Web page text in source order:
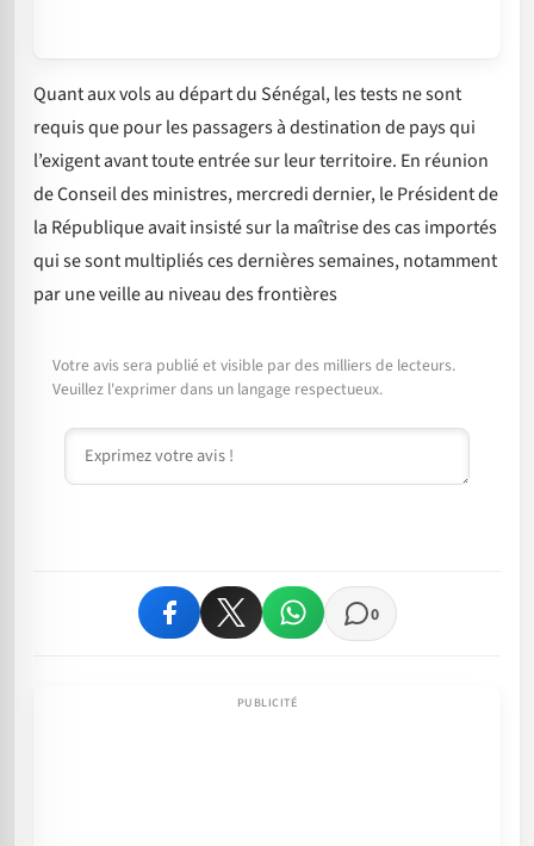
Quant aux vols au départ du Sénégal, les tests ne sont
requis que pour les passagers à destination de pays qui
l’exigent avant toute entrée sur leur territoire. En réunion
de Conseil des ministres, mercredi dernier, le Président de
la République avait insisté sur la maîtrise des cas importés
qui se sont multipliés ces dernières semaines, notamment
par une veille au niveau des frontières
Votre avis sera publié et visible par des milliers de lecteurs.
Veuillez l'exprimer dans un langage respectueux.
Commentaire
0